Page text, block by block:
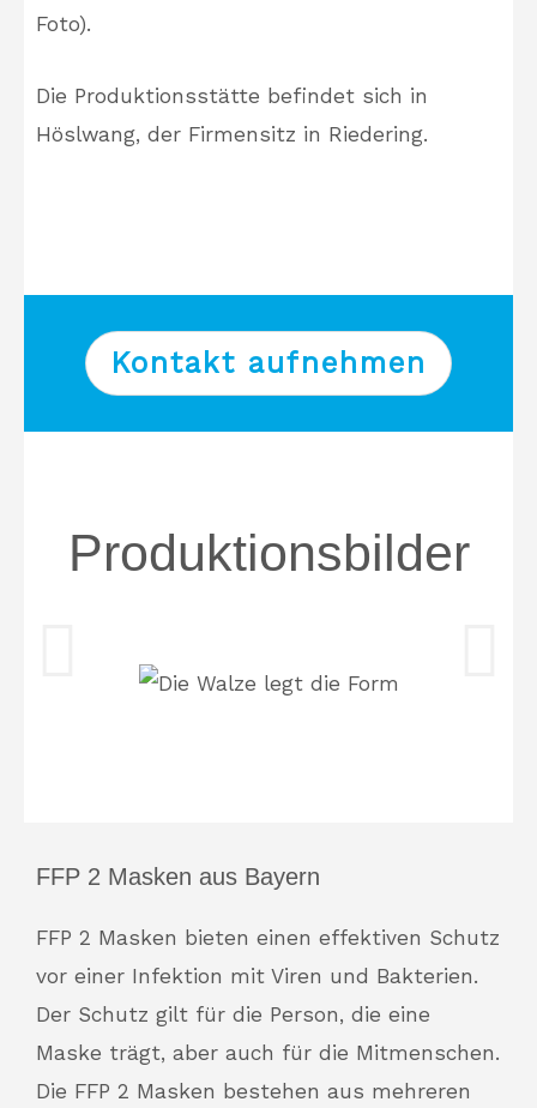
Foto).
Die Produktionsstätte befindet sich in
Höslwang, der Firmensitz in Riedering.
Kontakt aufnehmen
Produktionsbilder
FFP 2 Masken aus Bayern
FFP 2 Masken bieten einen effektiven Schutz
vor einer Infektion mit Viren und Bakterien.
Der Schutz gilt für die Person, die eine
Maske trägt, aber auch für die Mitmenschen.
Die FFP 2 Masken bestehen aus mehreren